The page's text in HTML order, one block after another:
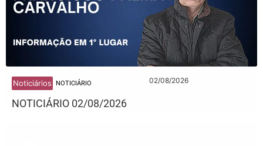
Noticiários NOTICIÁRIO 02/08/2026
NOTICIÁRIO 02/08/2026